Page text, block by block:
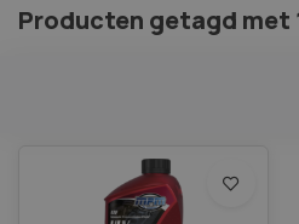
Producten getagd met